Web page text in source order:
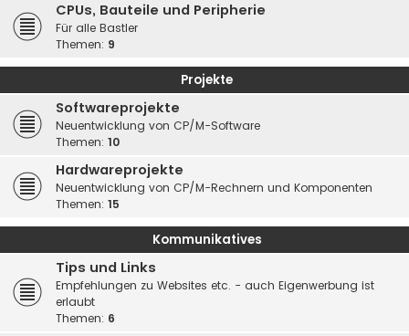
CPUs, Bauteile und Peripherie
Für alle Bastler
Themen: 9
Projekte
Softwareprojekte
Neuentwicklung von CP/M-Software
Themen: 10
Hardwareprojekte
Neuentwicklung von CP/M-Rechnern und Komponenten
Themen: 15
Kommunikatives
Tips und Links
Empfehlungen zu Websites etc. - auch Eigenwerbung ist
erlaubt
Themen: 6